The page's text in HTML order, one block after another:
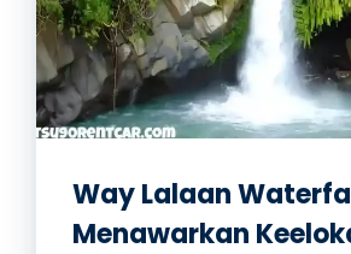
Way Lalaan
Menawarkan